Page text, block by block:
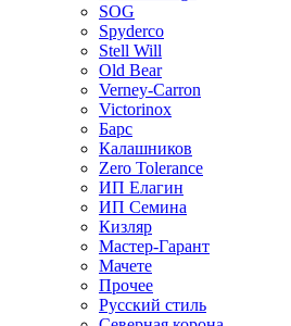
SOG
Spyderco
Stell Will
Old Bear
Verney-Carron
Victorinox
Барс
Калашников
Zero Tolerance
ИП Елагин
ИП Семина
Кизляр
Мастер-Гарант
Мачете
Прочее
Русский стиль